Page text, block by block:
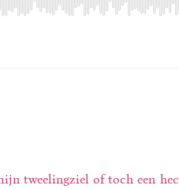
tweelingziel of toch een